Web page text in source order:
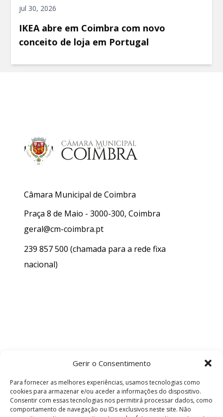
Gerir o Consentimento
Para fornecer as melhores experiências, usamos tecnologias como
cookies para armazenar e/ou aceder a informações do dispositivo.
Consentir com essas tecnologias nos permitirá processar dados, como
comportamento de navegação ou IDs exclusivos neste site. Não
jul 30, 2026
IKEA abre em Coimbra com novo
conceito de loja em Portugal
Câmara Municipal de Coimbra
Praça 8 de Maio - 3000-300, Coimbra
geral@cm-coimbra.pt
239 857 500 (chamada para a rede fixa
nacional)